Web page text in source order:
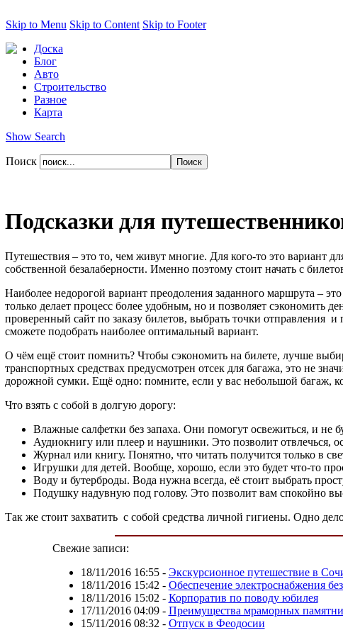
Skip to Menu Skip to Content Skip to Footer
Доска
Блог
Авто
Строительство
Разное
Карта
Show Search
Поиск
Подсказки для
Путешествия – это то, чем живут многие. Для кого-то это вариант
собственной безалаберности. Именно поэтому стоит начать с
Наиболее недорогой вариант преодоления заданного маршрута –
только делает процесс более удобным, но и позволяет сэкономить
проверенный сайт по заказу билетов, выбрать точки отправления
сможете подобрать наиболее оптимальный вариант.
О чём ещё стоит помнить? Чтобы сэкономить на билете, лучше
транспортных средствах предусмотрен отсек для багажа, это не
дорожной сумки. Ещё одно: помните, если у вас небольшой багаж,
Что взять с собой в долгую дорогу:
Влажные салфетки без запаха. Они помогут освежиться, и не
Аудиокнигу или плеер и наушники. Это позволит отвлечься,
Журнал или книгу. Понятно, что читать получится только в
Игрушки для детей. Вообще, хорошо, если это будет что-то
Воду и бутерброды. Вода нужна всегда, её стоит выбрать
Подушку надувную под голову. Это позволит вам спокойно
Так же стоит захватить с собой средства личной гигиены. Одно
Свежие записи:
18/11/2016 16:55- Экскурсионное путешествие в
18/11/2016 15:42 - Обеспечение электроснабжения
18/11/2016 15:02 - Корпоратив по поводу юбилея
17/11/2016 04:09- Преимущества мраморных
15/11/2016 08:32 - Отпуск в Феодосии